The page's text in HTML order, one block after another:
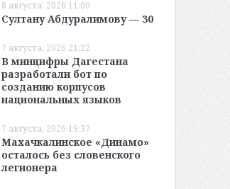
8 августа, 2026 11:00
Султану Абдуралимову — 30
7 августа, 2026 21:22
В минцифры Дагестана
разработали бот по
созданию корпусов
национальных языков
7 августа, 2026 19:37
Махачкалинское «Динамо»
осталось без словенского
легионера